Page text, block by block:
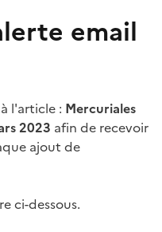
email
l'article : Mercuriales
2023 afin de recevoir
ajout de
ci-dessous.